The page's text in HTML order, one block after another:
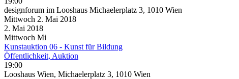
designforum im Looshaus Michaelerplatz 3, 1010 Wien
Mittwoch 2. Mai 2018
2. Mai 2018
Mittwoch Mi
Kunstauktion 06 - Kunst für Bildung
Öffentlichkeit, Auktion
19:00
Looshaus Wien, Michaelerplatz 3, 1010 Wien